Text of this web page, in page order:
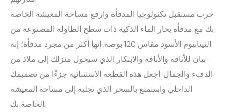
جرب مستقبل تكنولوجيا المدفأة وارفع مساحة المعيشة الخاصة
بك مع مدفأة بخار الماء الذكية ذات سطح الطاولة المصنوعة من
التيتانيوم الأسود مقاس 120 بوصة. إنها أكثر من مجرد مدفأة؛ إنه
بيان للأناقة والأناقة والابتكار الذي سيحول منزلك إلى ملاذ من
الدفء والجمال. اجعل هذه القطعة الاستثنائية جزءًا من تصميمك
الداخلي واستمتع بالسحر الذي تجلبه إلى مساحة المعيشة
الخاصة بك.